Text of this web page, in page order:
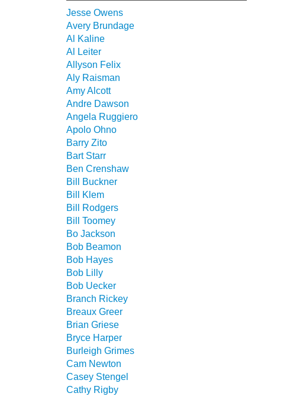
Jesse Owens
Avery Brundage
Al Kaline
Al Leiter
Allyson Felix
Aly Raisman
Amy Alcott
Andre Dawson
Angela Ruggiero
Apolo Ohno
Barry Zito
Bart Starr
Ben Crenshaw
Bill Buckner
Bill Klem
Bill Rodgers
Bill Toomey
Bo Jackson
Bob Beamon
Bob Hayes
Bob Lilly
Bob Uecker
Branch Rickey
Breaux Greer
Brian Griese
Bryce Harper
Burleigh Grimes
Cam Newton
Casey Stengel
Cathy Rigby